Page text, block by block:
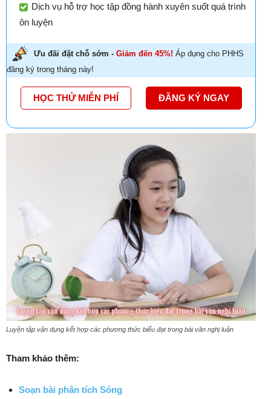
Dịch vụ hỗ trợ học tập đồng hành xuyên suốt quá trình
ôn luyện
Ưu đãi đặt chỗ sớm - Giảm đến 45%! Áp dụng cho PHHS
đăng ký trong tháng này!
HỌC THỬ MIỄN PHÍ ĐĂNG KÝ NGAY
Luyện tập vận dụng kết hợp các phương thức biểu đạt trong bài văn nghị luận
Tham khảo thêm:
Soạn bài phân tích Sóng